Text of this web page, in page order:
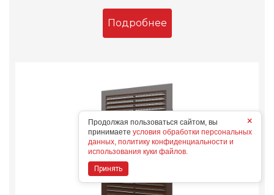
Подробнее
×
Продолжая пользоваться сайтом, вы
принимаете условия обработки персональных
данных, политику конфиденциальности и
использования куки файлов.
Принять